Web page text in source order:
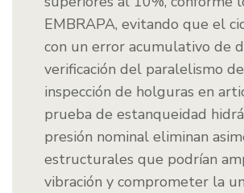
EMBRAPA, evitando que el
con un error acumulativo de
verificación del paralelismo
inspección de holguras en
prueba de estanqueidad
presión nominal eliminan
estructurales que podrían
vibración y comprometer la